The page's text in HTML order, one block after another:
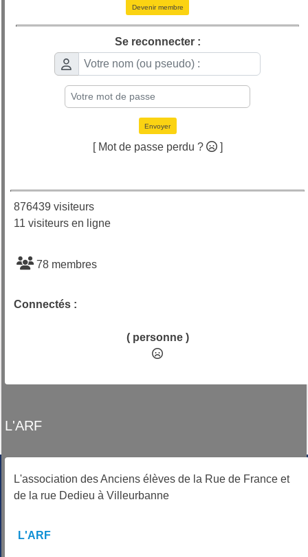
Devenir membre
Se reconnecter :
Envoyer
[ Mot de passe perdu ? ]
876439 visiteurs
11 visiteurs en ligne
78 membres
Connectés :
( personne )
L'ARF
L'association des Anciens élèves de la Rue de France et
de la rue Dedieu à Villeurbanne
L'ARF